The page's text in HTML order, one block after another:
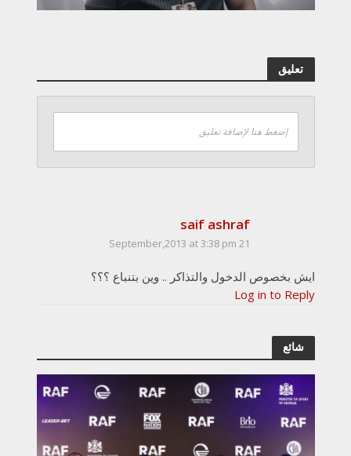
تعليق
إضغط هنا لإضافة تعليق
saif ashraf
21 September,2013 at 3:38 pm
ايش بخصوص الدخول والتذاكر .. وين بتنباع ؟؟؟
Log in to Reply
شائع